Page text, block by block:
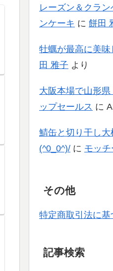
レーズン＆クラ
ンケーキ に 餅田
牡蠣が最高に美味
田 雅子 より
大阪本場で山形
ップセールス に
鯖缶と切り干し
(^0_0^)/ に モッ
その他
特定商取引法に基
記事検索